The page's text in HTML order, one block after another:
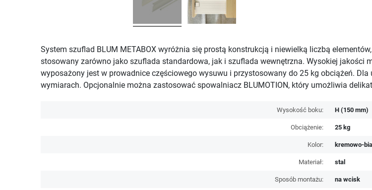
System szuflad BLUM METABOX wyróżnia się prostą konstrukcją i niewielką liczbą
stosowany zarówno jako szuflada standardowa, jak i szuflada wewnętrzna. Wysokiej jakości
wyposażony jest w prowadnice częściowego wysuwu i przystosowany do 25 kg obciążeń.
wymiarach. Opcjonalnie można zastosować spowalniacz BLUMOTION, który umożliwia
Wysokość boku: H (150 mm)
Obciążenie: 25 kg
Kolor: kremowo-
Materiał: stal
Sposób montażu: na wcisk